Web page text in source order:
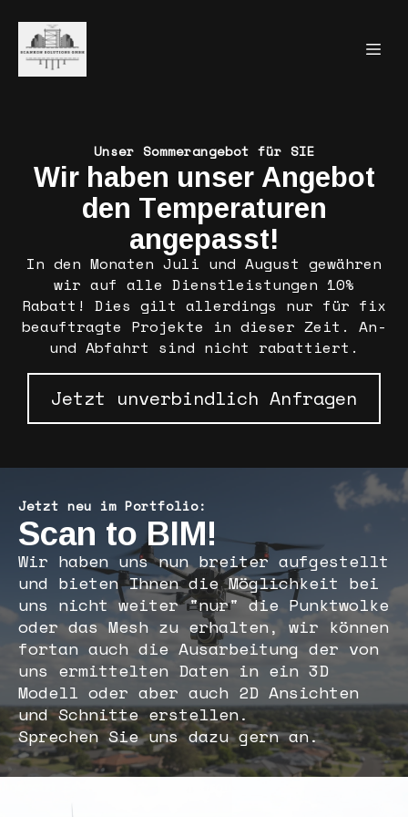
Unser Sommerangebot für SIE
Wir haben unser Angebot
den Temperaturen
angepasst!
In den Monaten Juli und August gewähren
wir auf alle Dienstleistungen 10%
Rabatt! Dies gilt allerdings nur für fix
beauftragte Projekte in dieser Zeit. An-
und Abfahrt sind nicht rabattiert.
Jetzt unverbindlich Anfragen
Jetzt neu im Portfolio:
Scan to BIM!
Wir haben uns nun breiter aufgestellt
und bieten Ihnen die Möglichkeit bei
uns nicht weiter "nur" die Punktwolke
oder das Mesh zu erhalten, wir können
fortan auch die Ausarbeitung der von
uns ermittelten Daten in ein 3D
Modell oder aber auch 2D Ansichten
und Schnitte erstellen.
Sprechen Sie uns dazu gern an.